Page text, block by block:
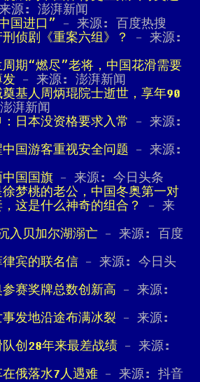
源: 澎湃新闻
国进口” - 来源: 百度热搜
侦剧《重案六组》？
- 来源:
期“燃尽”老将，中国花滑需要
发 - 来源: 澎湃新闻
基人周炳琨院士逝世，享年90
湃新闻
日本没资格要求入常 - 来源:
国游客重视安全问题 - 来源:
国国旗 - 来源: 今日头条
梦桃的老公，中国冬奥第一对
这是什么神奇的组合？
- 来
入贝加尔湖溺亡 - 来源: 百度
宾的联名信 - 来源: 今日头
赛奖牌总数创新高 - 来源:
发地沿途布满冰裂 - 来源:
创28年来最差战绩 - 来源:
俄落水7人遇难 - 来源: 抖音